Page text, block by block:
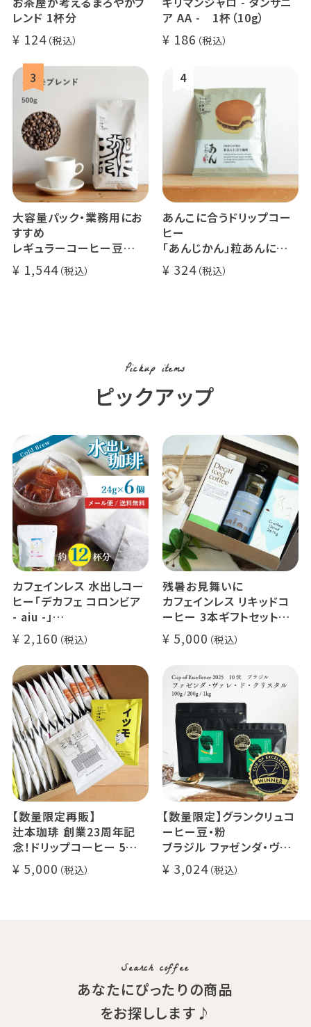
レンド 1杯分
124
ア AA - 1杯（10g）
186
大容量パック・業務用にお
すすめ
レギュラーコーヒー豆
イツモブレンド 500g
1,544
あんこに合うドリップコー
ヒー
「あんじかん」粒あんに合う
珈琲 1杯分
324
Pickup items
ピックアップ
カフェインレス 水出しコー
ヒー「デカフェ コロンビア
- aiu -」
24g×6個（約12杯分）
マウンテンウォータープロ
セス カフェインレスコーヒ
ー豆100%使用 メール便
でお届け
2,160
残暑お見舞いに
カフェインレス リキッドコ
ーヒー 3本ギフトセット
クラッシュド デカフェ ゼリ
ー 1本
デカフェ オレベース【無
糖】1本
デカフェ アイスコーヒー 1
5,000
【数量限定再販】
辻本珈琲 創業23周年記
念！ドリップコーヒー 5種
50杯セット
アニバーサリーブレンド（コ
5,000
【数量限定】グランクリュコ
ーヒー豆・粉
ブラジル ファゼンダ・ヴァ
レ・ド・クリスタル（100g /
200g / 1kg）
3,024
Search coffee
あなたにぴったりの商品
をお探しします♪